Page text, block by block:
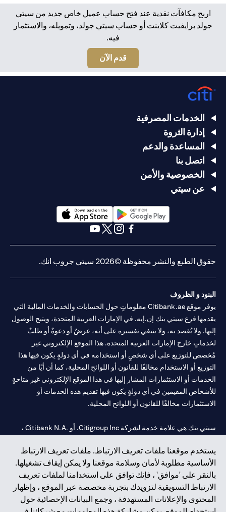
اربح مكافآت نقدية عند فتح حساب عميل خاص جديد من سيتي
جولد برايفيت كلاينت أو حساب سيتي جولد، وتمويله، والاستثمار
فيه.
قدم الآن
يستخدم موقعنا ملفات تعريف الارتباط. ملفات تعريف الارتباط
الأساسية مطلوبة لأمان وسلامة موقعنا ولا يمكن إيقاف تشغيلها.
بالنقر على 'موافق' ، فإنك توافق على استخدامنا لملفات تعريف
الارتباط التسويقية لتزويدك بتجربة مخصصة عبر الموقع ، وإظهار
المحتوى والإعلانات المستهدفة ، وجمع البيانات الإحصائية حول
الخدمات المصرفية
إدارة الثروة
المساعدة والدعم
اتصل بنا
الخصوصية والأمن
عن سيتي
(opens in a new tab)
حقوق الطبع والنشر محفوظة ©2026 سيتي جروب انك.
البنود و الظروف
يوفر موقع Citibank.ae معلوماتٍ حول الحسابات والخدمات المالية التي
يقدمها فرع سيتي بنك إن.إيه. في الإمارات العربية المتحدة، ويتيح الوصول
إليها. ولا يُقصد به، ولا ينبغي تفسيره على أنه، عرضٌ أو دعوةٌ أو طلبٌ
لخدماتٍ خارج الإمارات العربية المتحدة. هذا الموقع الإلكتروني غير
مُخصص للتوزيع على أي شخصٍ أو استخدامه في أي دولةٍ يكون فيها هذا
التوزيع أو الاستخدام مخالفًا للقانون أو اللوائح المحلية، كما أن أيًا من
الخدمات أو الاستثمارات المشار إليها في هذا الموقع الإلكتروني غير متاحةٍ
للأشخاص المقيمين في أي دولةٍ يكون فيها تقديم هذه الخدمات أو
الاستثمارات مخالفًا للقانون أو اللوائح المحلية.
سيتي بنك هي علامة خدمة لشركة Citigroup Inc. أو .Citibank N.A ،
سيتي بنك إن. إيه. الإمارات مسجل لدى مصرف الإمارات المركزي تحت
أرقام التراخيص 202563 لفرع الوصل في دبي، 531989 لفرع مول
الإمارات في دبي، وCN-1002019لفرع أبوظبي. هاتف: 4000 311 04.
فرع سيتي بنك إن إيه - الإمارات العربية المتحدة مرخص من مصرف